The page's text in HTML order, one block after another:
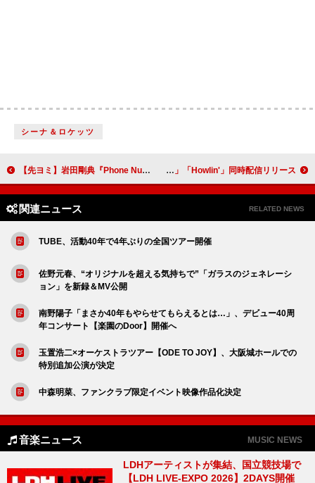
シーナ＆ロケッツ
【先ヨミ】岩田剛典『Phone Number』4.6万枚で現在シングル1位走行中 INI、ユニット曲「BREATH」「Howlin'」同時配信リリース
関連ニュース RELATED NEWS
TUBE、活動40年で4年ぶりの全国ツアー開催
佐野元春、“オリジナルを超える気持ちで”「ガラスのジェネレーシ
ョン」を新録＆MV公開
南野陽子「まさか40年もやらせてもらえるとは…」、デビュー40周
年コンサート【楽園のDoor】開催へ
玉置浩二×オーケストラツアー【ODE TO JOY】、大阪城ホールでの
特別追加公演が決定
中森明菜、ファンクラブ限定イベント映像作品化決定
音楽ニュース MUSIC NEWS
LDHアーティストが集結、国立競技場で
【LDH LIVE-EXPO 2026】2DAYS開催